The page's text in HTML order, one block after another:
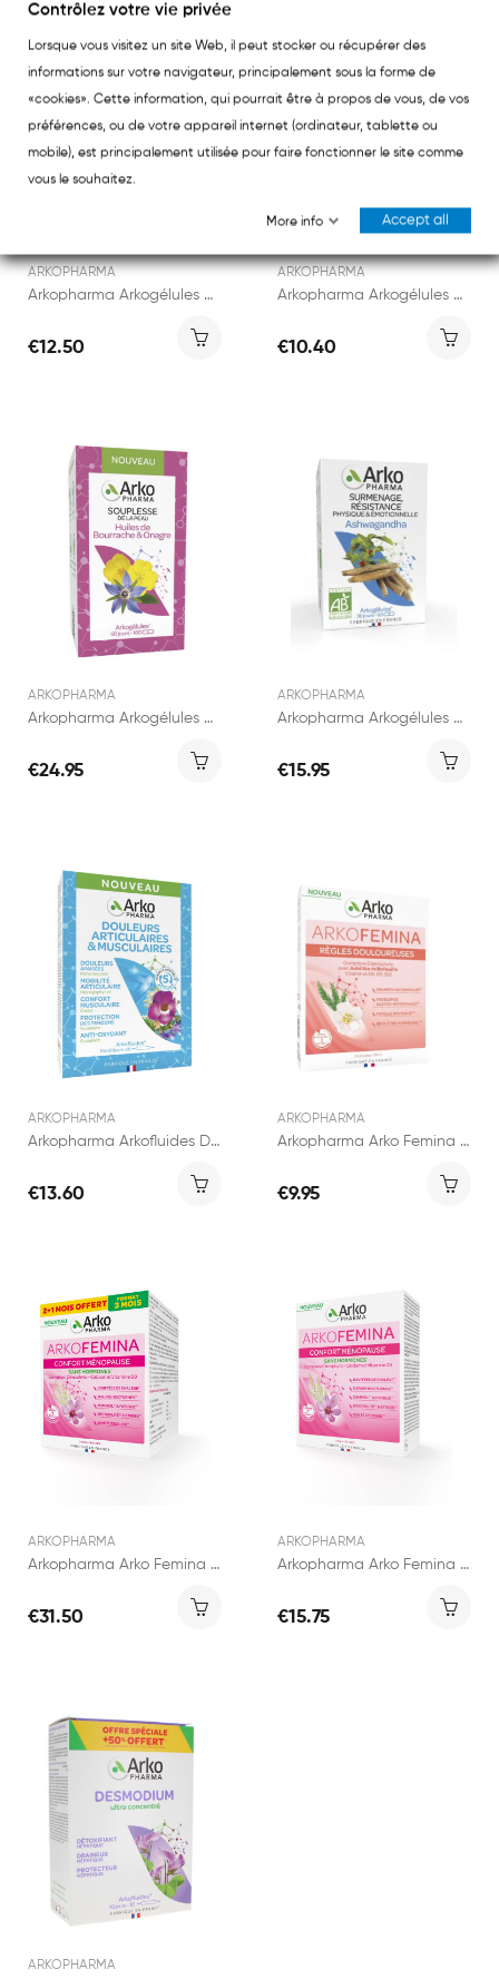
ARKOPHARMA
Arkopharma Arkogélules Carotte 80 capsules
€12.50
ARKOPHARMA
Arkopharma Arkogélules Cannabis Sativa 45 capsules
€10.40
ARKOPHARMA
Arkopharma Arkogélules Huiles de Bourrache &...
€24.95
ARKOPHARMA
Arkopharma Arkogélules Ashwagandha 60 gélules
€15.95
ARKOPHARMA
Arkopharma Arkofluides Douleurs Articulaires &...
€13.60
ARKOPHARMA
Arkopharma Arko Femina Règles Douloureuses 30...
€9.95
ARKOPHARMA
Arkopharma Arko Femina Confort Ménopause 180...
€31.50
ARKOPHARMA
Arkopharma Arko Femina Confort Ménopause 60...
€15.75
ARKOPHARMA
Contrôlez votre vie privée
Lorsque vous visitez un site Web, il peut stocker ou récupérer des
informations sur votre navigateur, principalement sous la forme de
«cookies». Cette information, qui pourrait être à propos de vous, de vos
préférences, ou de votre appareil internet (ordinateur, tablette ou
mobile), est principalement utilisée pour faire fonctionner le site comme
vous le souhaitez.
More info Accept all